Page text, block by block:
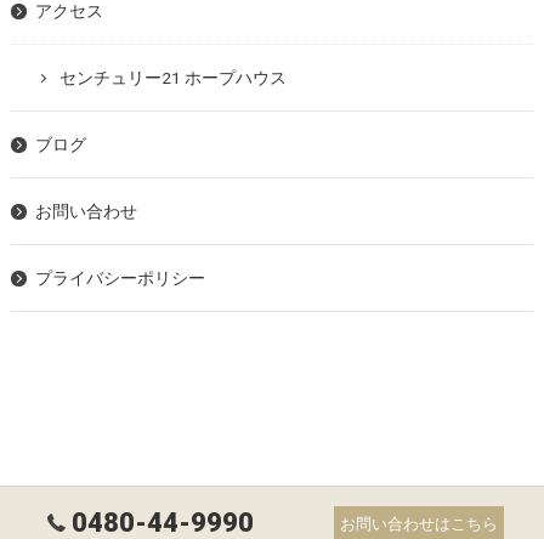
アクセス
センチュリー21 ホープハウス
ブログ
お問い合わせ
プライバシーポリシー
0480-44-9990 お問い合わせはこちら